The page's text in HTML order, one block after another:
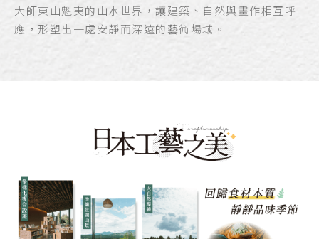
大師東山魁夷的山水世界，讓建築、自然與畫作相互呼
應，形塑出一處安靜而深遠的藝術場域。